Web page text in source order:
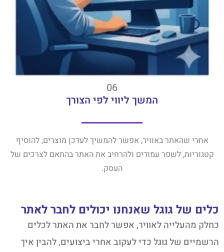
06
המשך ליווי לפי הצורך
אחרי שהאתר באוויר, אפשר להמשיך לעדכן מוצרים, להוסיף
קטגוריות, לשפר עמודים ולהרחיב את האתר בהתאם לצרכים של
העסק.
כלים של גוגל שאנחנו יכולים לחבר לאתר
כחלק מהעלייה לאוויר, אפשר לחבר את האתר לכלים
הרשמיים של גוגל כדי לעקוב אחרי ביצועים, להבין איך